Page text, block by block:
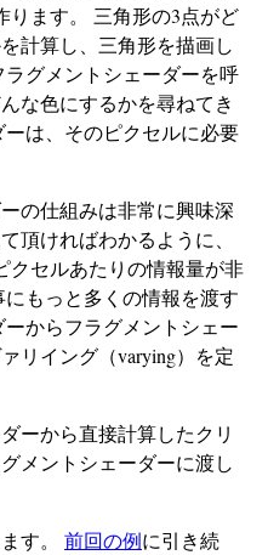
ります。 三角形の3点がど
計算し、三角形を描画し
グメントシェーダーを呼
な色にするかを尋ねてき
は、そのピクセルに必要
の仕組みは非常に興味深
頂ければわかるように、
クセルあたりの情報量が非
もっと多くの情報を渡す
からフラグメントシェー
リイング（varying）を定
ーから直接計算したクリ
メントシェーダーに渡し
す。 前回の例に引き続